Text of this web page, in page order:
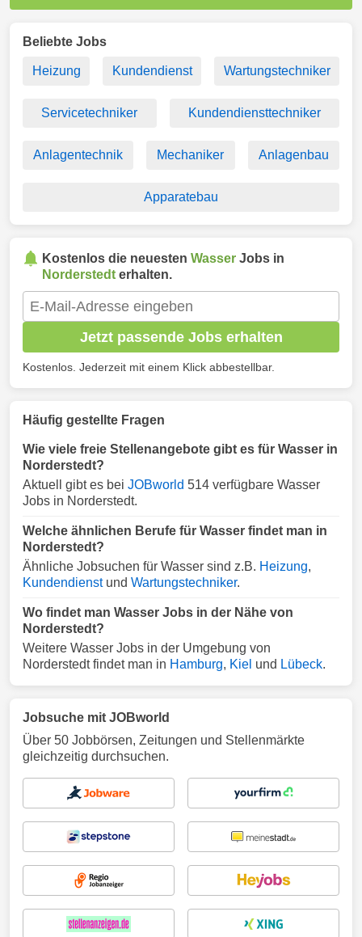
Beliebte Jobs
Heizung Kundendienst Wartungstechniker
Servicetechniker Kundendiensttechniker
Anlagentechnik Mechaniker Anlagenbau
Apparatebau
Kostenlos die neuesten Wasser Jobs in
Norderstedt erhalten.
Jetzt passende Jobs erhalten
Kostenlos. Jederzeit mit einem Klick abbestellbar.
Häufig gestellte Fragen
Wie viele freie Stellenangebote gibt es für Wasser in
Norderstedt?
Aktuell gibt es bei JOBworld 514 verfügbare Wasser
Jobs in Norderstedt.
Welche ähnlichen Berufe für Wasser findet man in
Norderstedt?
Ähnliche Jobsuchen für Wasser sind z.B. Heizung,
Kundendienstund Wartungstechniker.
Wo findet man Wasser Jobs in der Nähe von
Norderstedt?
Weitere Wasser Jobs in der Umgebung von
Norderstedt findet man in Hamburg, Kiel und Lübeck.
Jobsuche mit JOBworld
Über 50 Jobbörsen, Zeitungen und Stellenmärkte
gleichzeitig durchsuchen.